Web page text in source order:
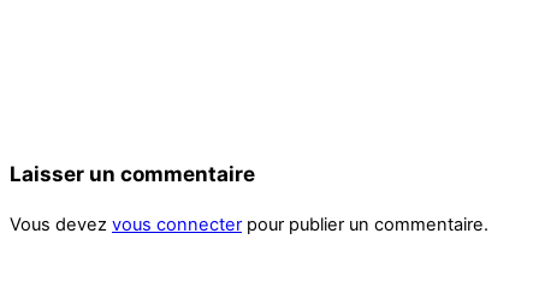
Laisser un commentaire
Vous devez vous connecter pour publier un commentaire.